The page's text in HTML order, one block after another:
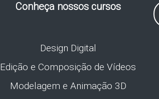
Conheça nossos cursos
Design Digital
Edição e Composição de Vídeos
Modelagem e Animação 3D